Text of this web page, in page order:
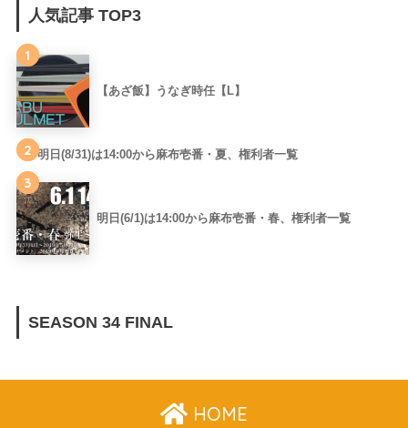
人気記事 TOP3
1
【あざ飯】うなぎ時任【L】
2 明日(8/31)は14:00から麻布壱番・夏、権利者一覧
3
明日(6/1)は14:00から麻布壱番・春、権利者一覧
SEASON 34 FINAL
HOME